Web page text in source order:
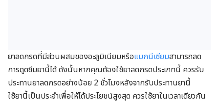
ยาลดกรดที่มีส่วนผสมของอะลูมิเนียมหรือแมกนีเซียมสามารถลด
การดูดซึมยานี้ได้ ดังนั้นหากคุณต้องใช้ยาลดกรดประเภทนี้ ควรรับ
ประทานยาลดกรดอย่างน้อย 2 ชั่วโมงหลังจากรับประทานยานี้
ใช้ยานี้เป็นประจำเพื่อให้ได้ประโยชน์สูงสุด ควรใช้ยาในเวลาเดียวกัน